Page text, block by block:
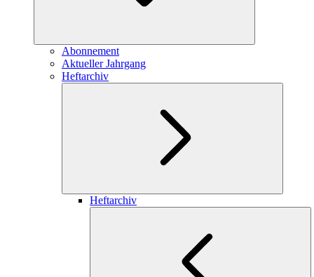
Abonnement
Aktueller Jahrgang
Heftarchiv
Heftarchiv